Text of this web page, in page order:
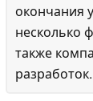
окончания
несколько
также
разработок.